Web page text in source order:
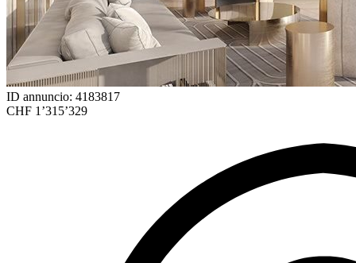
ID annuncio: 4183817
CHF 1’315’329